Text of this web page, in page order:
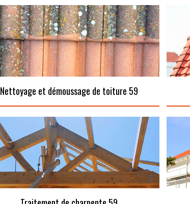
Nettoyage et démoussage de toiture 59